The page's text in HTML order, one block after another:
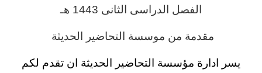
الفصل الدراسى الثانى 1443 هـ
مقدمة من موسسة التحاضير الحديثة
يسر ادارة مؤسسة التحاضير الحديثة ان تقدم لكم